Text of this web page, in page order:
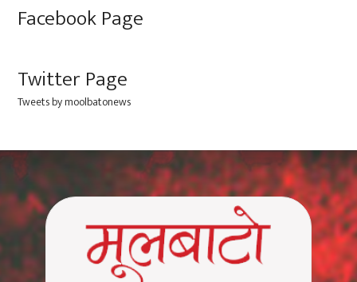
Facebook Page
Twitter Page
Tweets by moolbatonews